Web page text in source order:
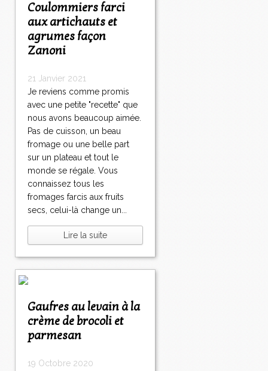
Coulommiers farci
aux artichauts et
agrumes façon
Zanoni
21 Janvier 2021
Je reviens comme promis
avec une petite "recette" que
nous avons beaucoup aimée.
Pas de cuisson, un beau
fromage ou une belle part
sur un plateau et tout le
monde se régale. Vous
connaissez tous les
fromages farcis aux fruits
secs, celui-là change un...
Lire la suite
Gaufres au levain à la
crème de brocoli et
parmesan
19 Octobre 2020